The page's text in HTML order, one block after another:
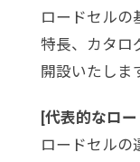
ロードセルの
特長、カタロ
開設いたしま
[代表的なロ
ロードセルの